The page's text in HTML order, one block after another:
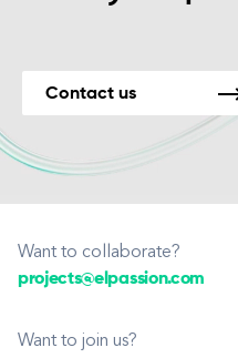
Contact us
Want to collaborate?
projects@elpassion.com
Want to join us?